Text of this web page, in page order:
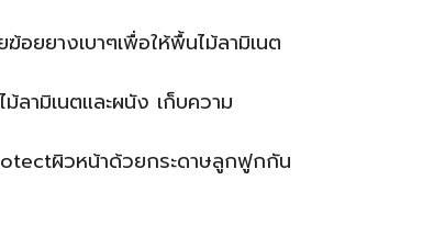
อยยางเบาๆเพื่อให้พื้นไม้ลามิเนต
ลามิเนตและผนัง เก็บความ
ผิวหน้าด้วยกระดาษลูกฟูกกัน